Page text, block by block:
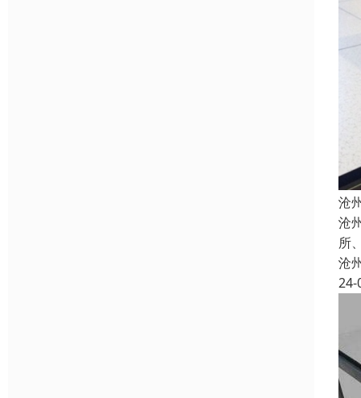
沧
沧
所
沧
24-